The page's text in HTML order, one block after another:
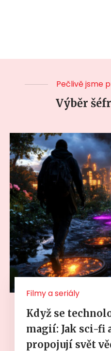
Pečlivě jsme
Výběr
Filmy a seriály
Když se
magií: Jak sci-fi
propojují svět